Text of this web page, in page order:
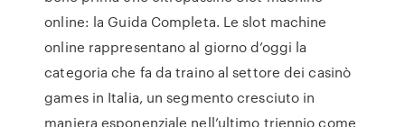
online: la Guida Completa. Le slot machine
online rappresentano al giorno d’oggi la
categoria che fa da traino al settore dei casinò
games in Italia, un segmento cresciuto in
maniera esponenziale nell’ultimo triennio come